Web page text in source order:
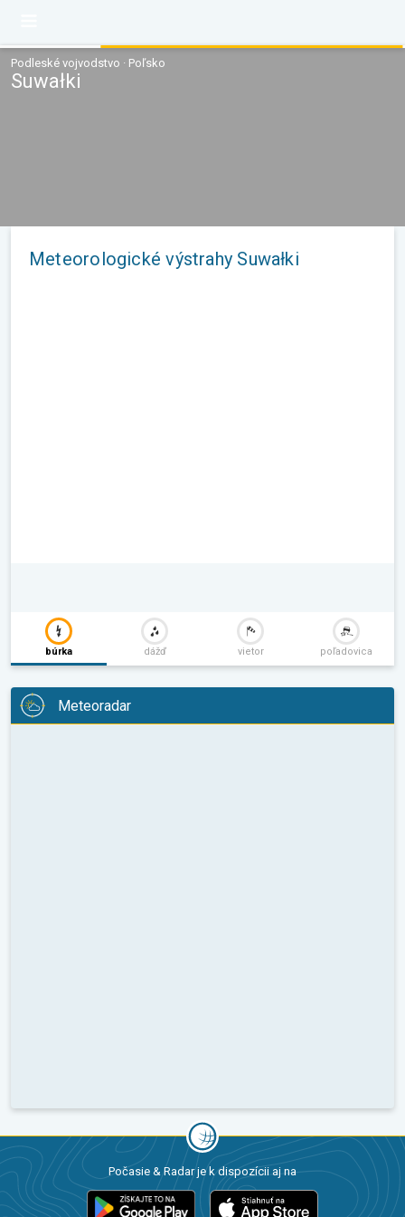
Podleské vojvodstvo · Poľsko
Suwałki
Meteorologické výstrahy Suwałki
búrka dážď vietor poľadovica
Meteoradar
Počasie & Radar je k dispozícii aj na